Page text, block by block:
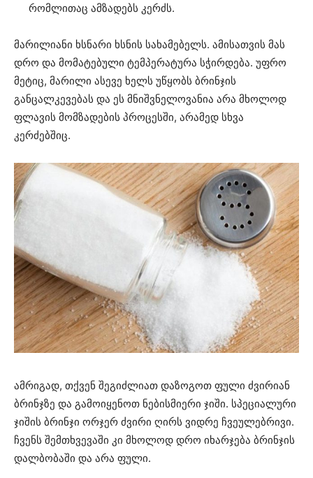
რომლითაც ამზადებს კერძს.
მარილიანი ხსნარი ხსნის სახამებელს. ამისათვის მას
დრო და მომატებული ტემპერატურა სჭირდება. უფრო
მეტიც, მარილი ასევე ხელს უწყობს ბრინჯის
განცალკევებას და ეს მნიშვნელოვანია არა მხოლოდ
ფლავის მომზადების პროცესში, არამედ სხვა
კერძებშიც.
ამრიგად, თქვენ შეგიძლიათ დაზოგოთ ფული ძვირიან
ბრინჯზე და გამოიყენოთ ნებისმიერი ჯიში. სპეციალური
ჯიშის ბრინჯი ორჯერ ძვირი ღირს ვიდრე ჩვეულებრივი.
ჩვენს შემთხვევაში კი მხოლოდ დრო იხარჯება ბრინჯის
დალბობაში და არა ფული.